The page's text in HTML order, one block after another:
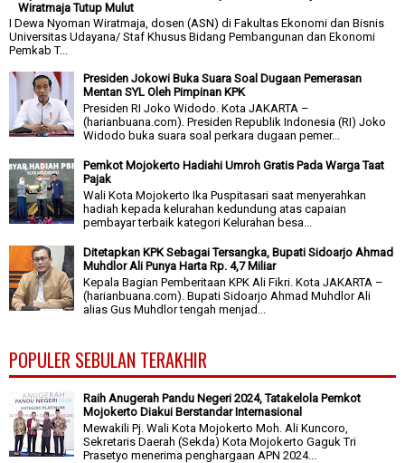
Wiratmaja Tutup Mulut
I Dewa Nyoman Wiratmaja, dosen (ASN) di Fakultas Ekonomi dan Bisnis
Universitas Udayana/ Staf Khusus Bidang Pembangunan dan Ekonomi
Pemkab T...
Presiden Jokowi Buka Suara Soal Dugaan Pemerasan
Mentan SYL Oleh Pimpinan KPK
Presiden RI Joko Widodo. Kota JAKARTA –
(harianbuana.com). Presiden Republik Indonesia (RI) Joko
Widodo buka suara soal perkara dugaan pemer...
Pemkot Mojokerto Hadiahi Umroh Gratis Pada Warga Taat
Pajak
Wali Kota Mojokerto Ika Puspitasari saat menyerahkan
hadiah kepada kelurahan kedundung atas capaian
pembayar terbaik kategori Kelurahan besa...
Ditetapkan KPK Sebagai Tersangka, Bupati Sidoarjo Ahmad
Muhdlor Ali Punya Harta Rp. 4,7 Miliar
Kepala Bagian Pemberitaan KPK Ali Fikri. Kota JAKARTA –
(harianbuana.com). Bupati Sidoarjo Ahmad Muhdlor Ali
alias Gus Muhdlor tengah menjad...
POPULER SEBULAN TERAKHIR
Raih Anugerah Pandu Negeri 2024, Tatakelola Pemkot
Mojokerto Diakui Berstandar Internasional
Mewakili Pj. Wali Kota Mojokerto Moh. Ali Kuncoro,
Sekretaris Daerah (Sekda) Kota Mojokerto Gaguk Tri
Prasetyo menerima penghargaan APN 2024...